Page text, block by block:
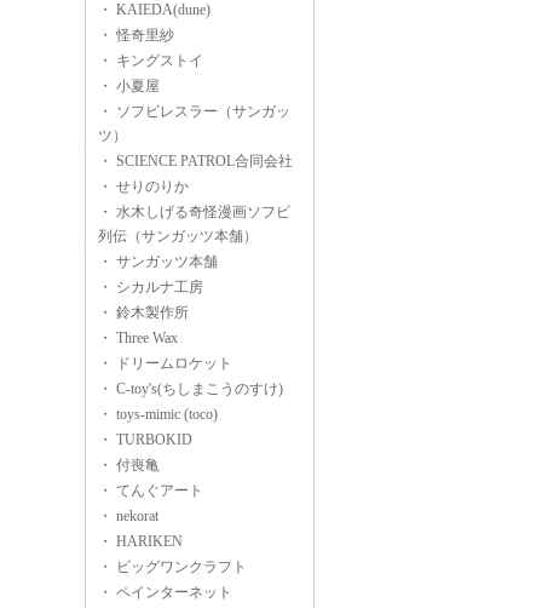
・ KAIEDA(dune)
・ 怪奇里紗
・ キングストイ
・ 小夏屋
・ ソフビレスラー（サンガッ
ツ）
・ SCIENCE PATROL合同会社
・ せりのりか
・ 水木しげる奇怪漫画ソフビ
列伝（サンガッツ本舗）
・ サンガッツ本舗
・ シカルナ工房
・ 鈴木製作所
・ Three Wax
・ ドリームロケット
・ C-toy's(ちしまこうのすけ)
・ toys-mimic (toco)
・ TURBOKID
・ 付喪亀
・ てんぐアート
・ nekorat
・ HARIKEN
・ ビッグワンクラフト
・ ペインターネット